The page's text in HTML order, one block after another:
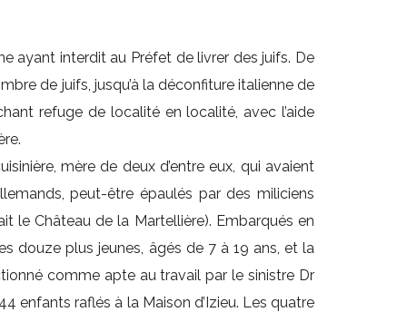
ayant interdit au Préfet de livrer des juifs. De
de juifs, jusqu’à la déconfiture italienne de
refuge de localité en localité, avec l’aide
mère de deux d’entre eux, qui avaient
peut-être épaulés par des miliciens
le Château de la Martellière). Embarqués en
douze plus jeunes, âgés de 7 à 19 ans, et la
comme apte au travail par le sinistre Dr
enfants raflés à la Maison d’Izieu. Les quatre